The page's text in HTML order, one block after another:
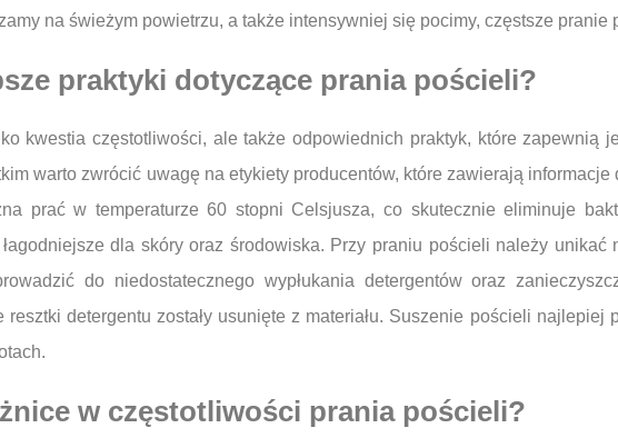
na świeżym powietrzu, a także intensywniej się pocimy, częstsze pranie
praktyki dotyczące prania pościeli?
kwestia częstotliwości, ale także odpowiednich praktyk, które zapewnią
warto zwrócić uwagę na etykiety producentów, które zawierają
prać w temperaturze 60 stopni Celsjusza, co skutecznie eliminuje
dla skóry oraz środowiska. Przy praniu pościeli należy unikać
do niedostatecznego wypłukania detergentów oraz
resztki detergentu zostały usunięte z materiału. Suszenie pościeli
w częstotliwości prania pościeli?